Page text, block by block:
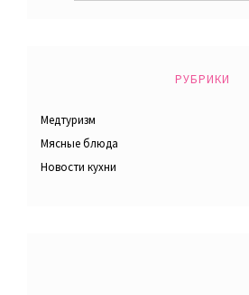
РУБРИКИ
Медтуризм
Мясные блюда
Новости кухни